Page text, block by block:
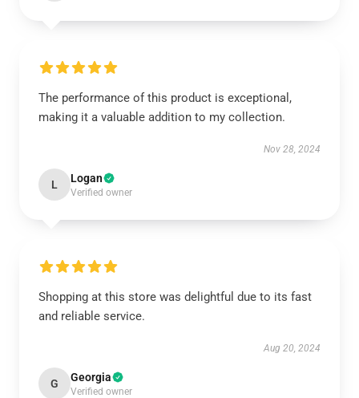
The performance of this product is exceptional,
making it a valuable addition to my collection.
Nov 28, 2024
L Logan
Verified owner
Shopping at this store was delightful due to its fast
and reliable service.
Aug 20, 2024
G Georgia
Verified owner